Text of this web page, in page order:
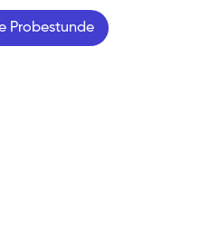
Probestunde